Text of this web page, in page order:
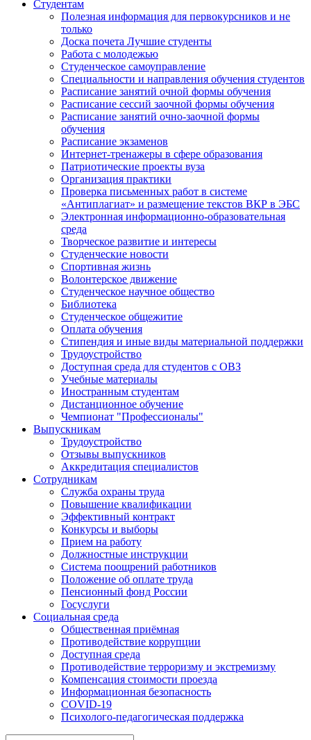
Студентам
Полезная информация для первокурсников и не
только
Доска почета Лучшие студенты
Работа с молодежью
Студенческое самоуправление
Специальности и направления обучения студентов
Расписание занятий очной формы обучения
Расписание сессий заочной формы обучения
Расписание занятий очно-заочной формы
обучения
Расписание экзаменов
Интернет-тренажеры в сфере образования
Патриотические проекты вуза
Организация практики
Проверка письменных работ в системе
«Антиплагиат» и размещение текстов ВКР в ЭБС
Электронная информационно-образовательная
среда
Творческое развитие и интересы
Студенческие новости
Спортивная жизнь
Волонтерское движение
Студенческое научное общество
Библиотека
Студенческое общежитие
Оплата обучения
Стипендия и иные виды материальной поддержки
Трудоустройство
Доступная среда для студентов с ОВЗ
Учебные материалы
Иностранным студентам
Дистанционное обучение
Чемпионат "Профессионалы"
Выпускникам
Трудоустройство
Отзывы выпускников
Аккредитация специалистов
Сотрудникам
Служба охраны труда
Повышение квалификации
Эффективный контракт
Конкурсы и выборы
Прием на работу
Должностные инструкции
Система поощрений работников
Положение об оплате труда
Пенсионный фонд России
Госуслуги
Социальная среда
Общественная приёмная
Противодействие коррупции
Доступная среда
Противодействие терроризму и экстремизму
Компенсация стоимости проезда
Информационная безопасность
COVID-19
Психолого-педагогическая поддержка